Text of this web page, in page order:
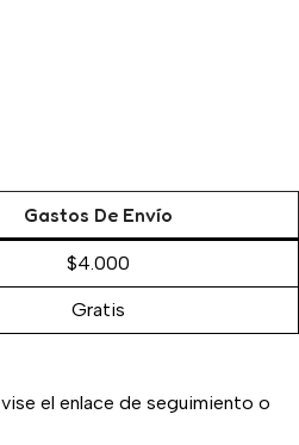
Gastos De Envío
$4.000
Gratis
el enlace de seguimiento o